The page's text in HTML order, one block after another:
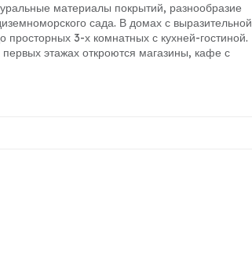
материалы покрытий, разнообразие
сада. В домах с выразительной
3-х комнатных с кухней-гостиной.
этажах откроются магазины, кафе с